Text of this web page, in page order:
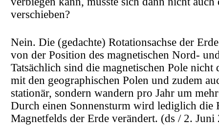
verschieben?
Nein. Die (gedachte) Rotationsachse der
von der Position des magnetischen Nord-
Tatsächlich sind die magnetischen Pole nicht
mit den geographischen Polen und zudem
stationär, sondern wandern pro Jahr um
Durch einen Sonnensturm wird lediglich die
Magnetfelds der Erde verändert. (ds / 2. Juni